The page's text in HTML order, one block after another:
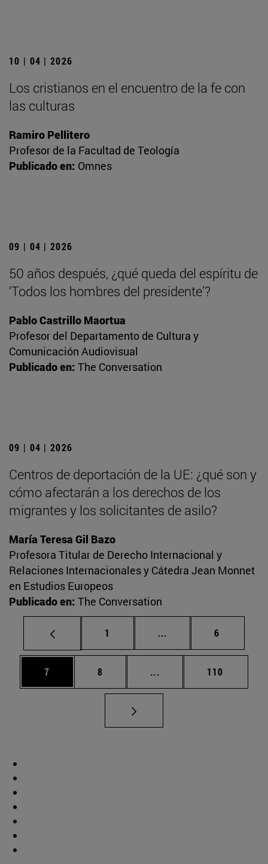
10 | 04 | 2026
Los cristianos en el encuentro de la fe con
las culturas
Ramiro Pellitero
Profesor de la Facultad de Teología
Publicado en: Omnes
09 | 04 | 2026
50 años después, ¿qué queda del espíritu de
‘Todos los hombres del presidente’?
Pablo Castrillo Maortua
Profesor del Departamento de Cultura y
Comunicación Audiovisual
Publicado en: The Conversation
09 | 04 | 2026
Centros de deportación de la UE: ¿qué son y
cómo afectarán a los derechos de los
migrantes y los solicitantes de asilo?
María Teresa Gil Bazo
Profesora Titular de Derecho Internacional y
Relaciones Internacionales y Cátedra Jean Monnet
en Estudios Europeos
Publicado en: The Conversation
Página
1 ... Páginas intermedias
Página
6
Página
7 Página
8 ... Páginas intermedias
Página
110